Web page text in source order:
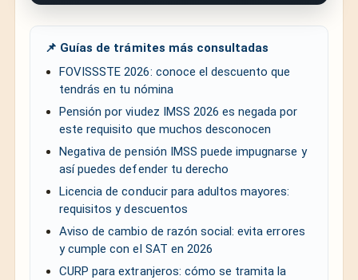
📌 Guías de trámites más consultadas
FOVISSSTE 2026: conoce el descuento que
tendrás en tu nómina
Pensión por viudez IMSS 2026 es negada por
este requisito que muchos desconocen
Negativa de pensión IMSS puede impugnarse y
así puedes defender tu derecho
Licencia de conducir para adultos mayores:
requisitos y descuentos
Aviso de cambio de razón social: evita errores
y cumple con el SAT en 2026
CURP para extranjeros: cómo se tramita la